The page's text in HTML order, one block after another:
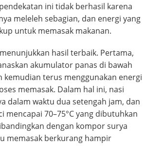
ini tidak berhasil karena
meleleh sebagian, dan energi yang
untuk memasak makanan.
hasil terbaik. Pertama,
akumulator panas di bawah
kemudian terus menggunakan energi
memasak. Dalam hal ini, nasi
dalam waktu dua setengah jam, dan
mencapai 70–75°C yang dibutuhkan
dengan kompor surya
memasak berkurang hampir